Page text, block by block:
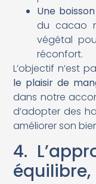
Une
du cacao
végétal
réconfort.
L’objectif n’est
le plaisir de
dans notre
d’adopter des
améliorer son
4.